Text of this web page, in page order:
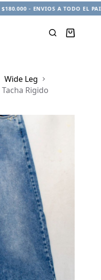
- ENVIOS A TODO EL
Carro
Wide Leg
Rigido